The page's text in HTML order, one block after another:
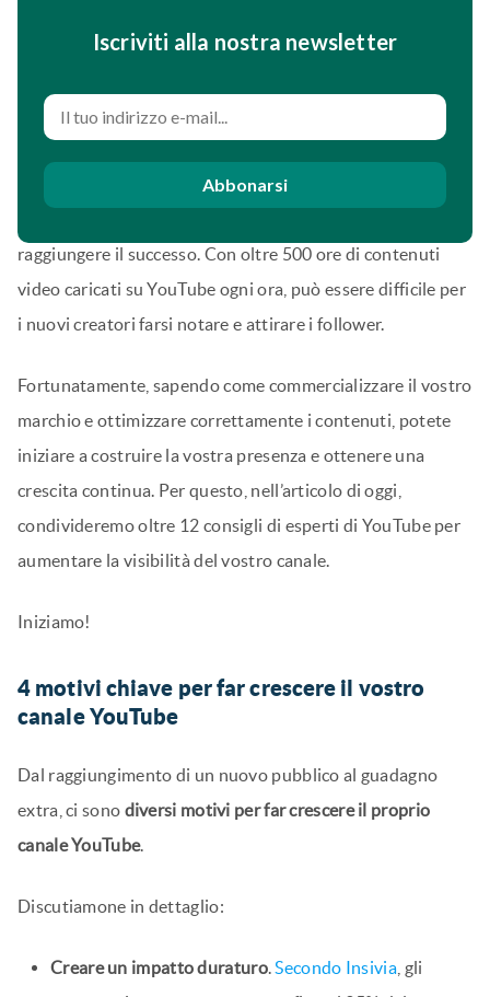
Iscriviti alla nostra newsletter
Abbonarsi
I consigli di YouTube sono strategie utili che possono
raggiungere il successo. Con oltre 500 ore di contenuti
video caricati su YouTube ogni ora, può essere difficile per
i nuovi creatori farsi notare e attirare i follower.
Fortunatamente, sapendo come commercializzare il vostro
marchio e ottimizzare correttamente i contenuti, potete
iniziare a costruire la vostra presenza e ottenere una
crescita continua. Per questo, nell’articolo di oggi,
condivideremo oltre 12 consigli di esperti di YouTube per
aumentare la visibilità del vostro canale.
Iniziamo!
4 motivi chiave per far crescere il vostro
canale YouTube
Dal raggiungimento di un nuovo pubblico al guadagno
extra, ci sono diversi motivi per far crescere il proprio
canale YouTube.
Discutiamone in dettaglio:
Creare un impatto duraturo.Secondo Insivia, gli